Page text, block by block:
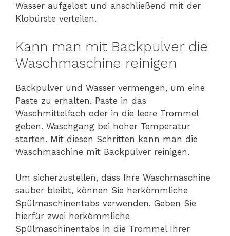
Wasser aufgelöst und anschließend mit der
Klobürste verteilen.
Kann man mit Backpulver die
Waschmaschine reinigen
Backpulver und Wasser vermengen, um eine
Paste zu erhalten. Paste in das
Waschmittelfach oder in die leere Trommel
geben. Waschgang bei hoher Temperatur
starten. Mit diesen Schritten kann man die
Waschmaschine mit Backpulver reinigen.
Um sicherzustellen, dass Ihre Waschmaschine
sauber bleibt, können Sie herkömmliche
Spülmaschinentabs verwenden. Geben Sie
hierfür zwei herkömmliche
Spülmaschinentabs in die Trommel Ihrer